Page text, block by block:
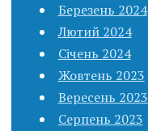
Березень 2024
Лютий 2024
Січень 2024
Жовтень 2023
Вересень 2023
Серпень 2023